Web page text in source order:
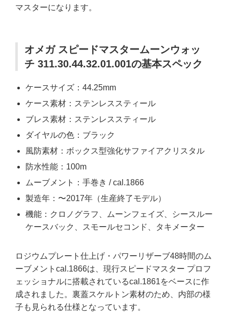
マスターになります。
オメガ スピードマスタームーンウォッ
チ 311.30.44.32.01.001の基本スペック
ケースサイズ：44.25mm
ケース素材：ステンレススティール
ブレス素材：ステンレススティール
ダイヤルの色：ブラック
風防素材：ボックス型強化サファイアクリスタル
防水性能：100m
ムーブメント：手巻き / cal.1866
製造年：〜2017年（生産終了モデル）
機能：クロノグラフ、ムーンフェイズ、シースルー
ケースバック、スモールセコンド、タキメーター
ロジウムプレート仕上げ・パワーリザーブ48時間のム
ーブメントcal.1866は、現行スピードマスター プロフ
ェッショナルに搭載されているcal.1861をベースに作
成されました。裏蓋スケルトン素材のため、内部の様
子も見られる仕様となっています。